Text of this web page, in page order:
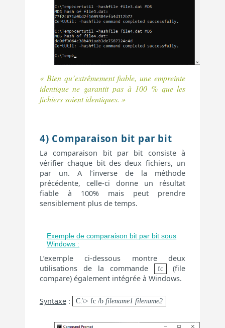
« Bien qu’extrêmement fiable, une empreinte
identique ne garantit pas à 100 % que les
fichiers soient identiques. »
4) Comparaison bit par bit
La comparaison bit par bit consiste à
vérifier chaque bit des deux fichiers, un
par un. A l’inverse de la méthode
précédente, celle-ci donne un résultat
fiable à 100% mais peut prendre
sensiblement plus de temps.
Exemple de comparaison bit par bit sous
Windows :
L’exemple ci-dessous montre deux
utilisations de la commande
fc
(file
compare) également intégrée à Windows.
Syntaxe: C:\> fc /b filename1 filename2